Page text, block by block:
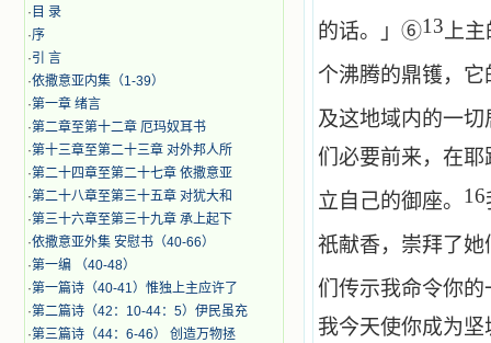
· 目 录
·序
·引 言
·​依撒意亚内集（1-39）
·第一章 绪言
·第二章至第十二章 厄玛奴耳书
·第十三章至第二十三章 对外邦人所
·第二十四章至第二十七章 依撒意亚
·第二十八章至第三十五章 对犹大和
·第三十六章至第三十九章 承上起下
·依撒意亚外集 安慰书（40-66）
·第一编 （40-48）
·第一篇诗（40-41）惟独上主应许了
·第二篇诗（42：10-44：5）伊民虽充
·第三篇诗（44：6-46） 创造万物拯
的话。」⑥13 上
个沸腾的鼎镬，
及这地域内的一切
们必要前来，在
立自己的御座。 16
祇献香，崇拜了
们传示我命令你
我今天使你成为